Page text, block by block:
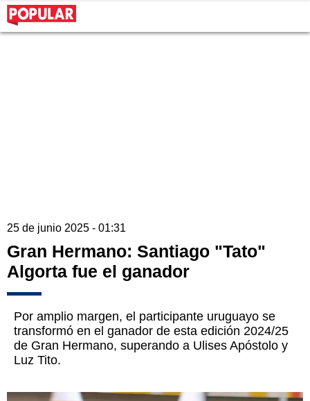
25 de junio 2025 - 01:31
Gran Hermano: Santiago "Tato"
Algorta fue el ganador
Por amplio margen, el participante uruguayo se
transformó en el ganador de esta edición 2024/25
de Gran Hermano, superando a Ulises Apóstolo y
Luz Tito.